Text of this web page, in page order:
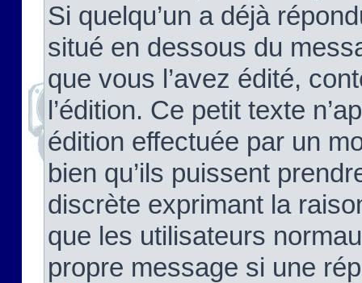
Si quelqu’un a déjà
situé en dessous du
que vous l’avez édité,
l’édition. Ce petit texte
édition effectuée par un
bien qu’ils puissent
discrète exprimant la
que les utilisateurs
propre message si une